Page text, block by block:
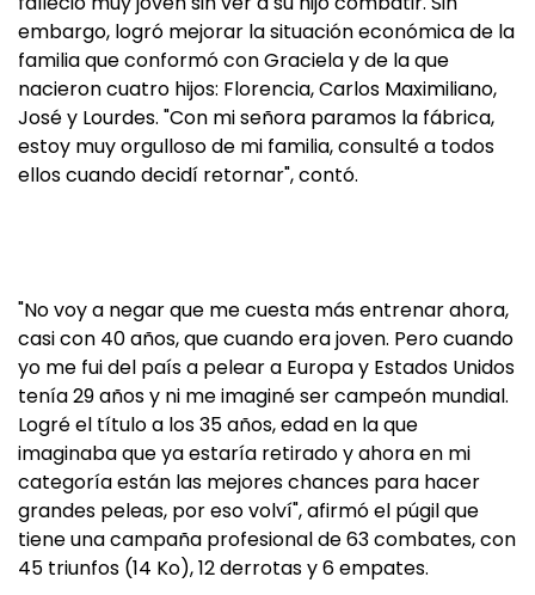
embargo, logró mejorar la situación económica de la
familia que conformó con Graciela y de la que
nacieron cuatro hijos: Florencia, Carlos Maximiliano,
José y Lourdes. "Con mi señora paramos la fábrica,
estoy muy orgulloso de mi familia, consulté a todos
ellos cuando decidí retornar", contó.
"No voy a negar que me cuesta más entrenar ahora,
casi con 40 años, que cuando era joven. Pero cuando
yo me fui del país a pelear a Europa y Estados Unidos
tenía 29 años y ni me imaginé ser campeón mundial.
Logré el título a los 35 años, edad en la que
imaginaba que ya estaría retirado y ahora en mi
categoría están las mejores chances para hacer
grandes peleas, por eso volví", afirmó el púgil que
tiene una campaña profesional de 63 combates, con
45 triunfos (14 Ko), 12 derrotas y 6 empates.